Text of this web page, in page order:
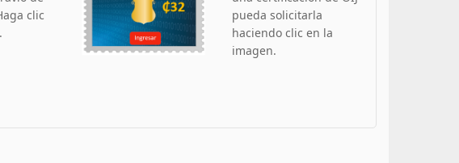
clic
pueda solicitarla
haciendo clic en la
imagen.